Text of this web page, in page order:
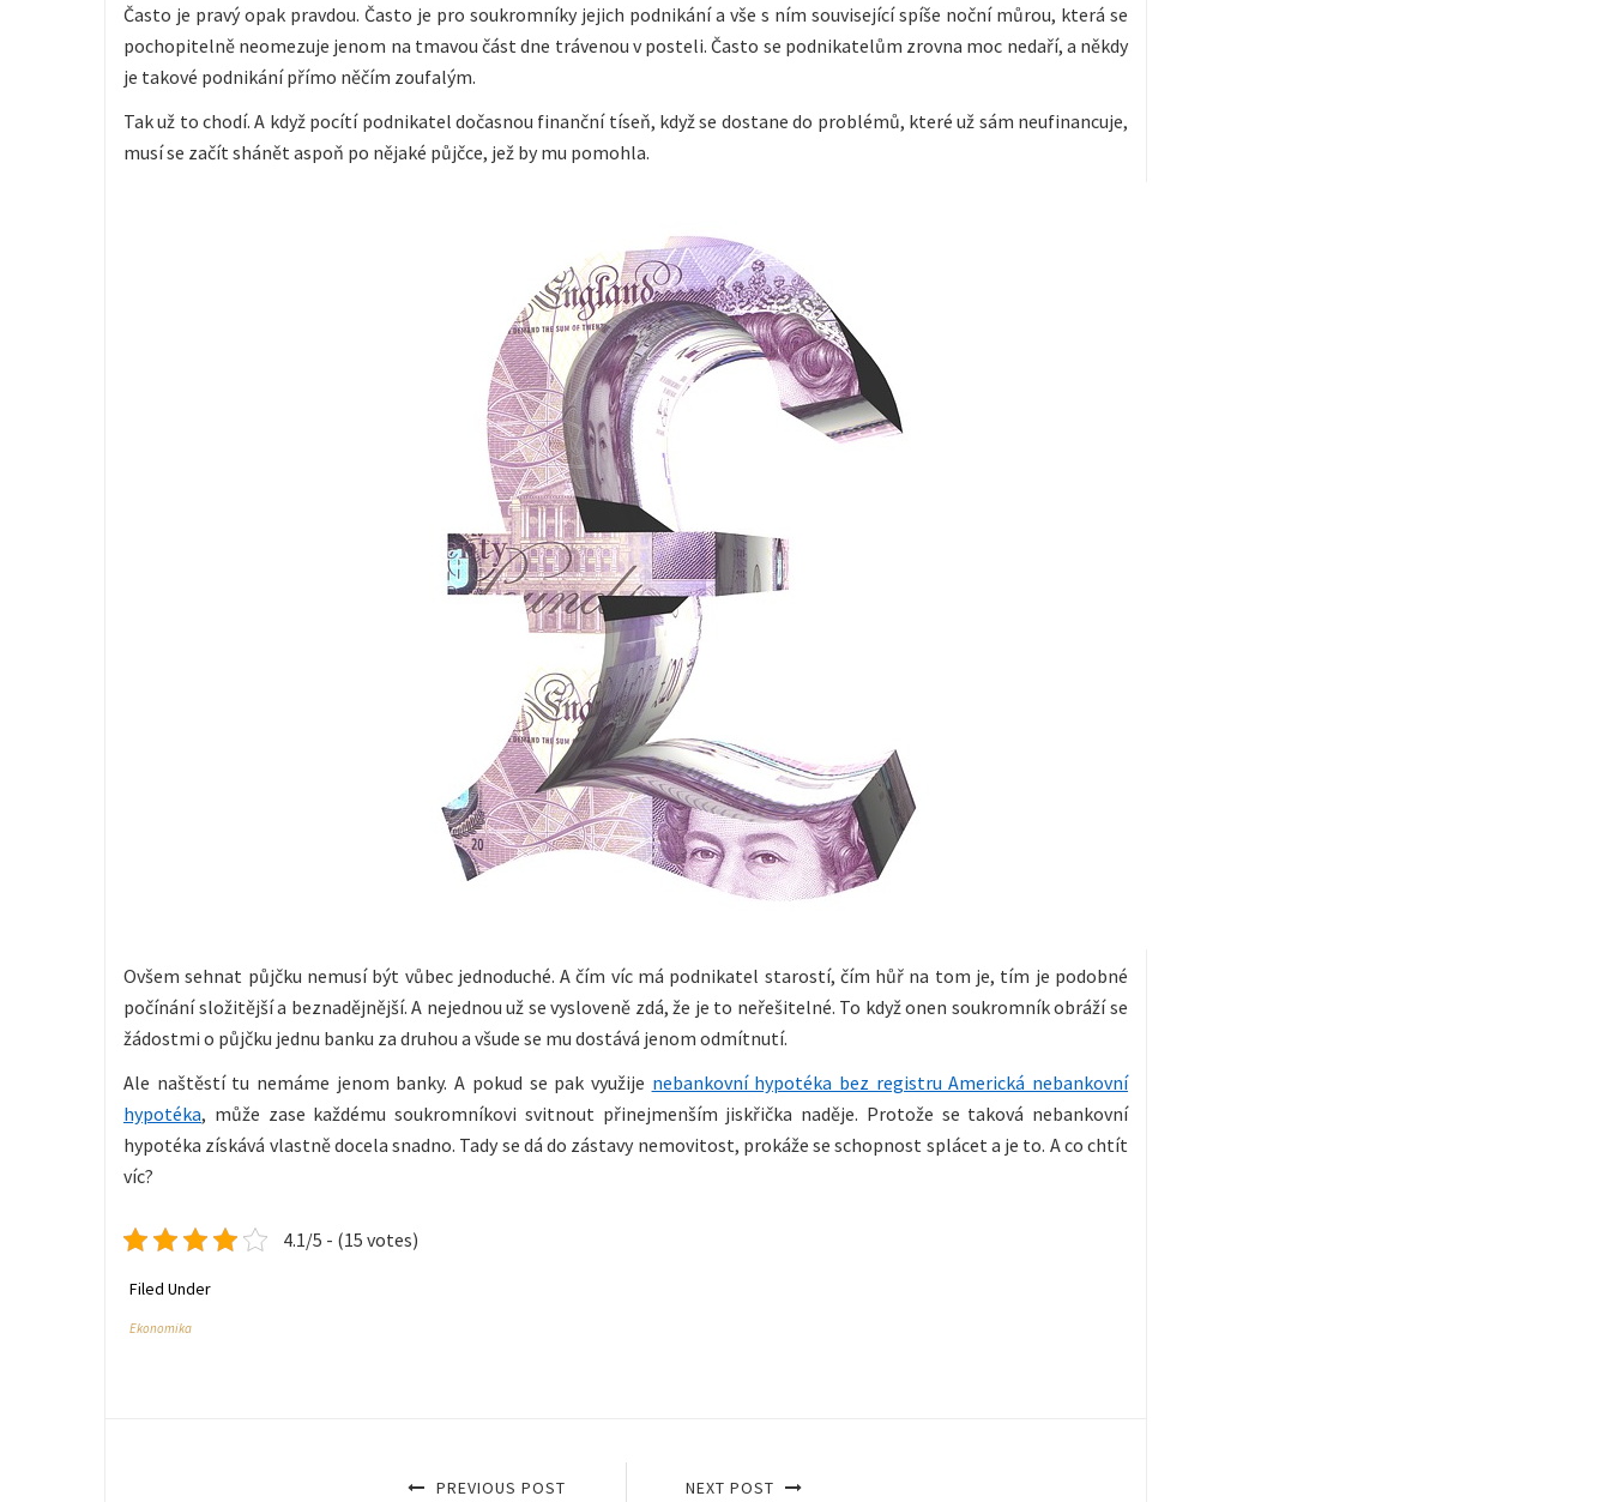
Často je pravý opak pravdou. Často je pro soukromníky jejich podnikání a vše s ním související spíše noční můrou, která se
pochopitelně neomezuje jenom na tmavou část dne trávenou v posteli. Často se podnikatelům zrovna moc nedaří, a někdy
je takové podnikání přímo něčím zoufalým.
Tak už to chodí. A když pocítí podnikatel dočasnou finanční tíseň, když se dostane do problémů, které už sám neufinancuje,
musí se začít shánět aspoň po nějaké půjčce, jež by mu pomohla.
Ovšem sehnat půjčku nemusí být vůbec jednoduché. A čím víc má podnikatel starostí, čím hůř na tom je, tím je podobné
počínání složitější a beznadějnější. A nejednou už se vysloveně zdá, že je to neřešitelné. To když onen soukromník obráží se
žádostmi o půjčku jednu banku za druhou a všude se mu dostává jenom odmítnutí.
Ale naštěstí tu nemáme jenom banky. A pokud se pak využije nebankovní hypotéka bez registru Americká nebankovní
hypotéka, může zase každému soukromníkovi svitnout přinejmenším jiskřička naděje. Protože se taková nebankovní
hypotéka získává vlastně docela snadno. Tady se dá do zástavy nemovitost, prokáže se schopnost splácet a je to. A co chtít
víc?
4.1/5 - (15 votes)
Filed Under
Ekonomika
PREVIOUS POST NEXT POST